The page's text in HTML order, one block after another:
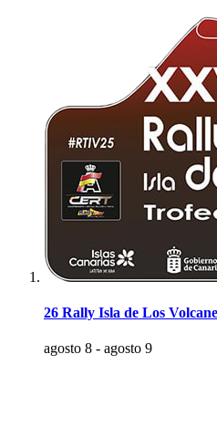
26 Rally Isla de Los
agosto 8 - agosto 9